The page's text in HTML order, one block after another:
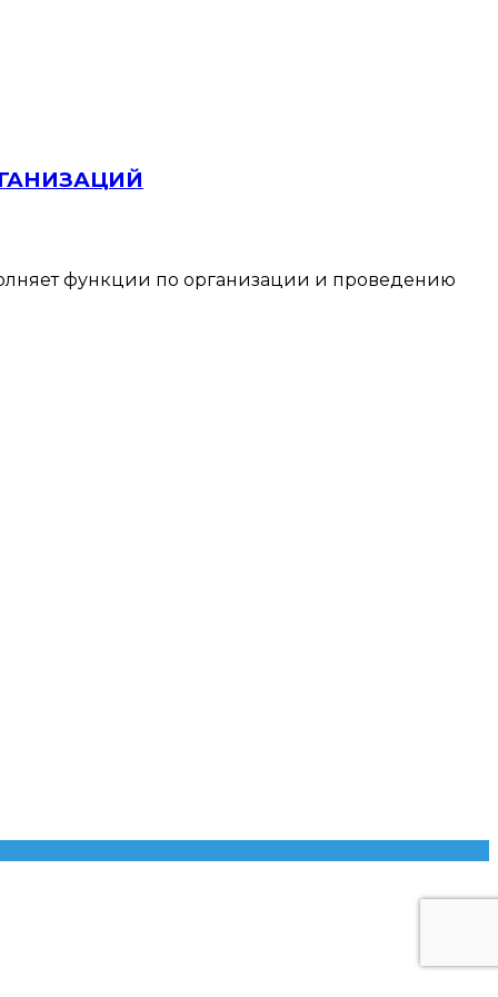
функции по организации и проведению